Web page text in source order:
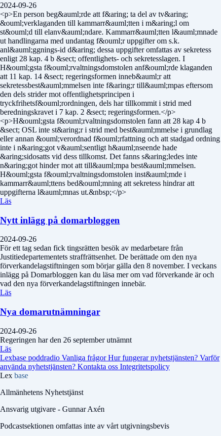
2024-09-26
<p>En person beg&auml;rde att f&aring; ta del av tv&aring;
&ouml;verklaganden till kammarr&auml;tten i m&aring;l om
st&ouml;d till elanv&auml;ndare. Kammarr&auml;tten l&auml;mnade
ut handlingarna med undantag f&ouml;r uppgifter om s.k.
anl&auml;ggnings-id d&aring; dessa uppgifter omfattas av sekretess
enligt 28 kap. 4 b &sect; offentlighets- och sekretesslagen. I
H&ouml;gsta f&ouml;rvaltningsdomstolen anf&ouml;rde klaganden
att 11 kap. 14 &sect; regeringsformen inneb&auml;r att
sekretessbest&auml;mmelsen inte f&aring;r till&auml;mpas eftersom
den dels strider mot offentlighetsprincipen i
tryckfrihetsf&ouml;rordningen, dels har tillkommit i strid med
beredningskravet i 7 kap. 2 &sect; regeringsformen.</p>
<p>H&ouml;gsta f&ouml;rvaltningsdomstolen fann att 28 kap 4 b
&sect; OSL inte st&aring;r i strid med best&auml;mmelse i grundlag
eller annan &ouml;verordnad f&ouml;rfattning och att stadgad ordning
inte i n&aring;got v&auml;sentligt h&auml;nseende hade
&aring;sidosatts vid dess tillkomst. Det fanns s&aring;ledes inte
n&aring;got hinder mot att till&auml;mpa best&auml;mmelsen.
H&ouml;gsta f&ouml;rvaltningsdomstolen inst&auml;mde i
kammarr&auml;ttens bed&ouml;mning att sekretess hindrar att
uppgifterna l&auml;mnas ut.&nbsp;</p>
Läs
Nytt inlägg på domarbloggen
2024-09-26
För ett tag sedan fick tingsrätten besök av medarbetare från
Justitiedepartementets straffrättsenhet. De berättade om den nya
förverkandelagstiftningen som börjar gälla den 8 november. I veckans
inlägg på Domarbloggen kan du läsa mer om vad förverkande är och
vad den nya förverkandelagstiftningen innebär.
Läs
Nya domarutnämningar
2024-09-26
Regeringen har den 26 september utnämnt
Läs
Lexbase poddradio Vanliga frågorHur fungerar nyhetstjänsten? Varför
använda nyhetstjänsten? Kontakta oss Integritetspolicy
Lex base
Allmänhetens Nyhetstjänst
Ansvarig utgivare - Gunnar Axén
Podcastsektionen omfattas inte av vårt utgivningsbevis